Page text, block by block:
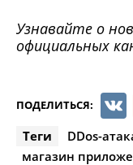
Узнавайте о
официальных
ПОДЕЛИТЬСЯ:
Теги DDos-
магазин